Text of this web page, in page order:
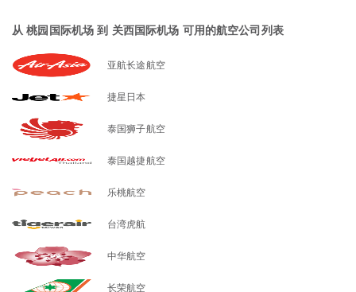
从 桃园国际机场 到 关西国际机场 可用的航空公司列表
亚航长途航空
捷星日本
泰国狮子航空
泰国越捷航空
乐桃航空
台湾虎航
中华航空
长荣航空